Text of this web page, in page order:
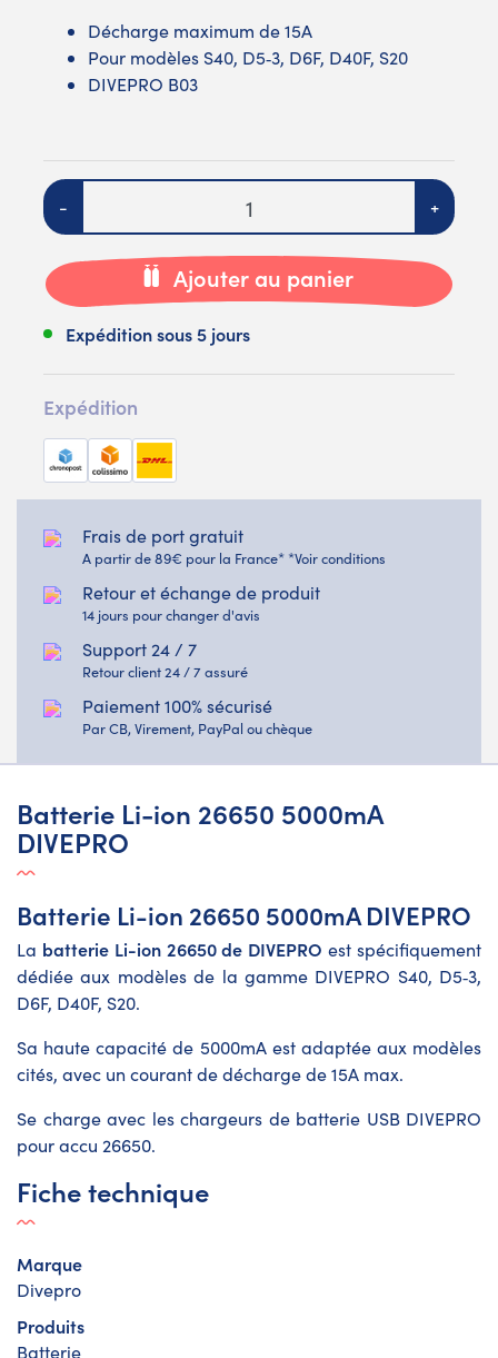
Décharge maximum de 15A
Pour modèles S40, D5‐3, D6F, D40F, S20
DIVEPRO B03
Quantité
- +
Ajouter au panier
Expédition sous 5 jours
Expédition
Frais de port gratuit
A partir de 89€ pour la France* *Voir conditions
Retour et échange de produit
14 jours pour changer d'avis
Support 24 / 7
Retour client 24 / 7 assuré
Paiement 100% sécurisé
Par CB, Virement, PayPal ou chèque
Batterie Li-ion 26650 5000mA
DIVEPRO
Batterie Li-ion 26650 5000mA DIVEPRO
La batterie Li-ion 26650 de DIVEPRO est spécifiquement
dédiée aux modèles de la gamme DIVEPRO S40, D5‐3,
D6F, D40F, S20.
Sa haute capacité de 5000mA est adaptée aux modèles
cités, avec un courant de décharge de 15A max.
Se charge avec les chargeurs de batterie USB DIVEPRO
pour accu 26650.
Fiche technique
Marque
Divepro
Produits
Batterie